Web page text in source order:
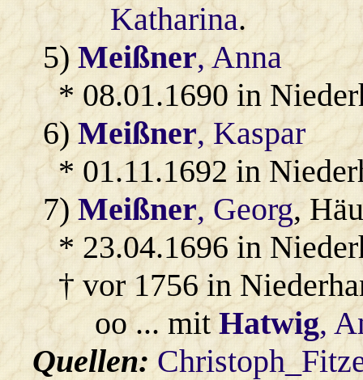
Katharina.
5)Meißner, Anna
* 08.01.1690 in
6)Meißner, Kaspar
* 01.11.1692 in
7)Meißner, Georg,
* 23.04.1696 in
† vor 1756 in
oo ... mitHatwig,
Quellen: